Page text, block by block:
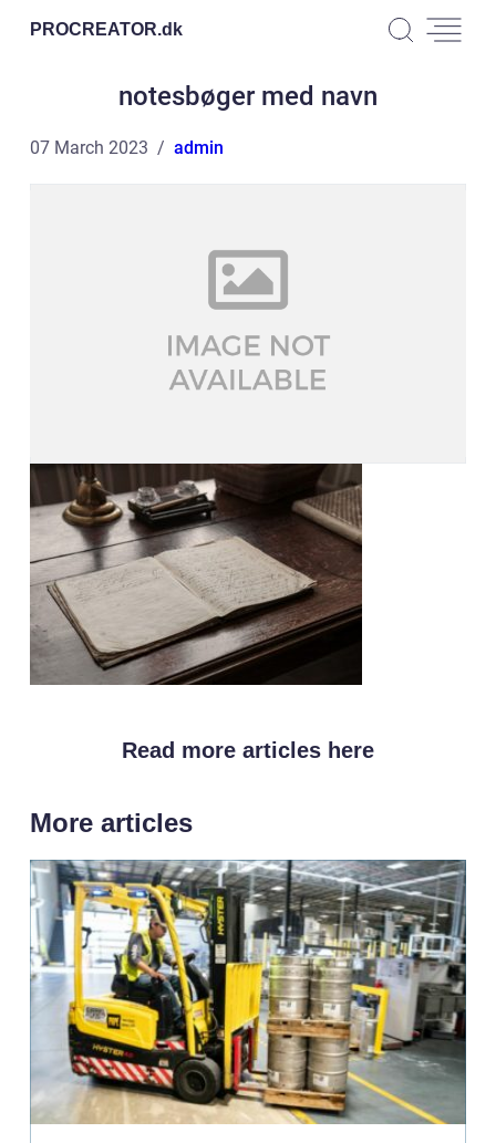
PROCREATOR.dk
notesbøger med navn
07 March 2023 admin
Read more articles here
More articles